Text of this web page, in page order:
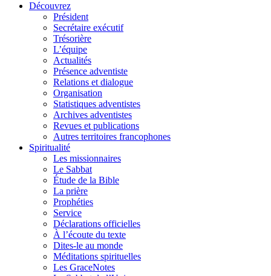
Découvrez
Président
Secrétaire exécutif
Trésorière
L’équipe
Actualités
Présence adventiste
Relations et dialogue
Organisation
Statistiques adventistes
Archives adventistes
Revues et publications
Autres territoires francophones
Spiritualité
Les missionnaires
Le Sabbat
Étude de la Bible
La prière
Prophéties
Service
Déclarations officielles
À l’écoute du texte
Dites-le au monde
Méditations spirituelles
Les GraceNotes